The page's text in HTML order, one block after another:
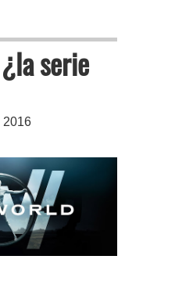
serie
2016